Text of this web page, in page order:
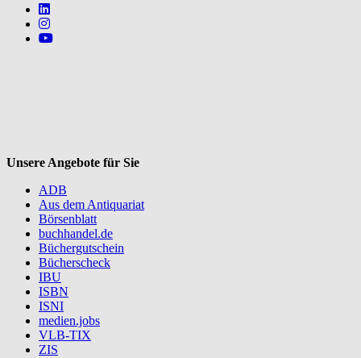
Follow us on https://www.linkedin.com/company/mvbbooks
Follow us on https://www.instagram.com/lifeatmvb/
Follow us on https://www.youtube.com/@mvbbooks
Unsere Angebote für Sie
ADB
Aus dem Antiquariat
Börsenblatt
buchhandel.de
Büchergutschein
Bücherscheck
IBU
ISBN
ISNI
medien.jobs
VLB-TIX
ZIS